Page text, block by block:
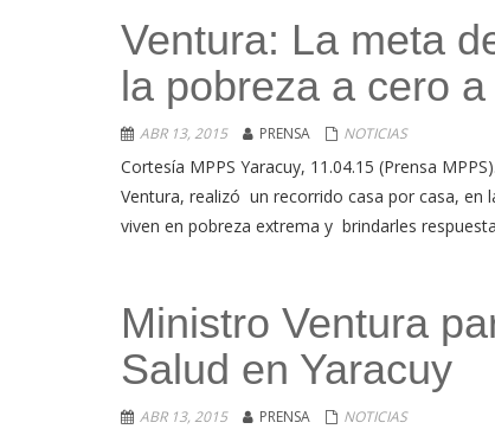
Ventura: La meta
la pobreza a cero
ABR 13, 2015 PRENSA NOTICIAS
Cortesía MPPS Yaracuy, 11.04.15 (Prensa
Ventura, realizó un recorrido casa por casa, en
viven en pobreza extrema y brindarles
Ministro Ventura
Salud en Yaracuy
ABR 13, 2015 PRENSA NOTICIAS